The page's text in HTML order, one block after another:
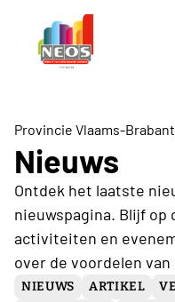
Provincie Vlaams-Brabant
Nieuws
Ontdek het laatste
nieuwspagina. Blijf op
activiteiten en
over de voordelen
NIEUWS ARTIKEL